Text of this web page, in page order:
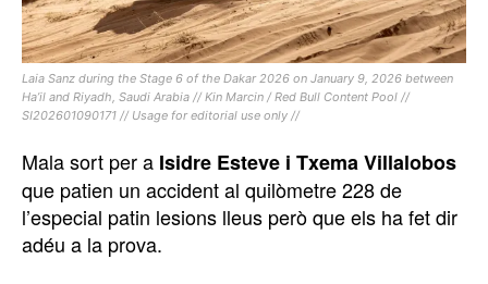
Laia Sanz during the Stage 6 of the Dakar 2026 on January 9, 2026 between
Ha’il and Riyadh, Saudi Arabia // Kin Marcin / Red Bull Content Pool //
SI202601090171 // Usage for editorial use only //
Mala sort per a Isidre Esteve i Txema Villalobos
que patien un accident al quilòmetre 228 de
l’especial patin lesions lleus però que els ha fet dir
adéu a la prova.